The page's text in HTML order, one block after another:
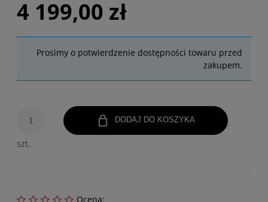
4 199,00 zł
Prosimy o potwierdzenie dostępności towaru przed
zakupem.
szt.
DODAJ DO KOSZYKA
Ocena: